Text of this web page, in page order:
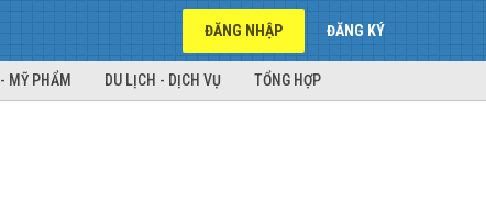
ĐĂNG NHẬP ĐĂNG KÝ
MỸ PHẨM DU LỊCH - DỊCH VỤ TỔNG HỢP